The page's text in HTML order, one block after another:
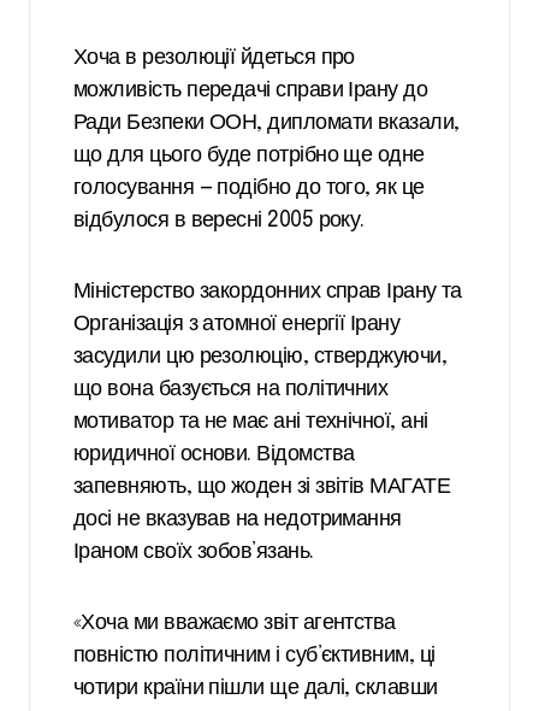
Хоча в резолюції йдеться про
можливість передачі справи Ірану до
Ради Безпеки ООН, дипломати вказали,
що для цього буде потрібно ще одне
голосування — подібно до того, як це
відбулося в вересні 2005 року.
Міністерство закордонних справ Ірану та
Організація з атомної енергії Ірану
засудили цю резолюцію, стверджуючи,
що вона базується на політичних
мотиватор та не має ані технічної, ані
юридичної основи. Відомства
запевняють, що жоден зі звітів МАГАТЕ
досі не вказував на недотримання
Іраном своїх зобов’язань.
«Хоча ми вважаємо звіт агентства
повністю політичним і суб’єктивним, ці
чотири країни пішли ще далі, склавши